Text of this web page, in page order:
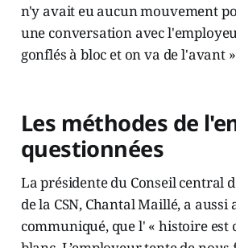
n'y avait eu aucun mouvement
une conversation avec
gonflés à bloc et on va de l'avant
Les méthodes de
questionnées
La présidente du Conseil central
de la CSN, Chantal Maillé, a aussi
communiqué, que l' « histoire est